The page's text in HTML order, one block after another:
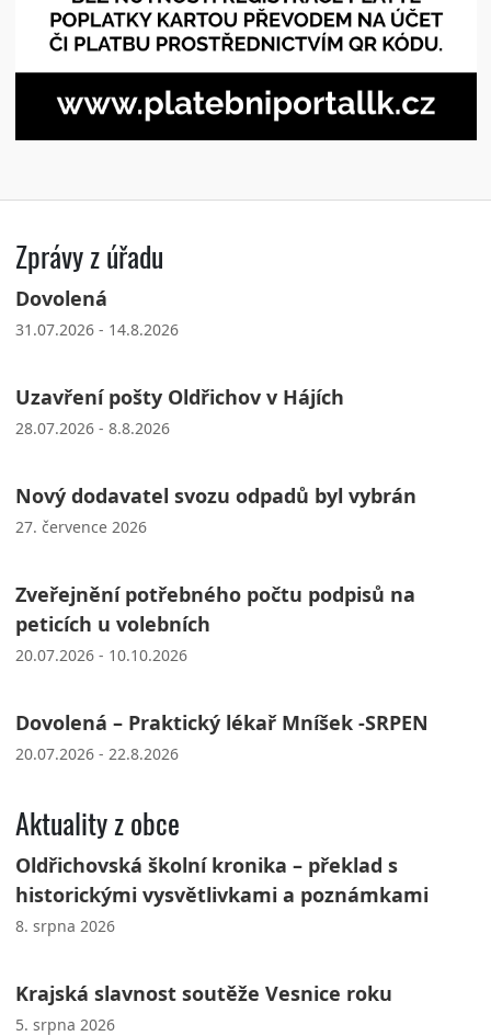
Zprávy z úřadu
Dovolená
31.07.2026 - 14.8.2026
Uzavření pošty Oldřichov v Hájích
28.07.2026 - 8.8.2026
Nový dodavatel svozu odpadů byl vybrán
27. července 2026
Zveřejnění potřebného počtu podpisů na
peticích u volebních
20.07.2026 - 10.10.2026
Dovolená – Praktický lékař Mníšek -SRPEN
20.07.2026 - 22.8.2026
Aktuality z obce
Oldřichovská školní kronika – překlad s
historickými vysvětlivkami a poznámkami
8. srpna 2026
Krajská slavnost soutěže Vesnice roku
5. srpna 2026